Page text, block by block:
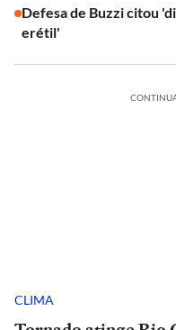
Defesa de Buzzi citou
erétil'
CLIMA